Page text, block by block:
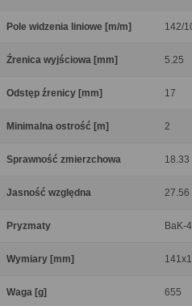
Pole widzenia liniowe [m/m] 142/
Źrenica wyjściowa [mm] 5.25
Odstęp źrenicy [mm] 17
Minimalna ostrość [m] 2
Sprawność zmierzchowa 18.33
Jasność względna 27.56
Pryzmaty BaK-
Wymiary [mm]
Waga [g] 655